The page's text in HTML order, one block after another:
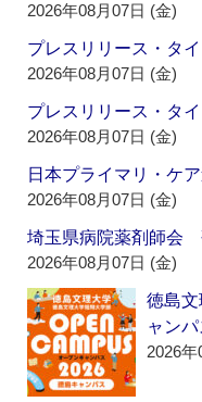
2026年08月07日 (金)
プレスリリース・タ
2026年08月07日 (金)
プレスリリース・タ
2026年08月07日 (金)
日本プライマリ・
2026年08月07日 (金)
埼玉県病院薬剤師
2026年08月07日 (金)
徳島
ャン
2026